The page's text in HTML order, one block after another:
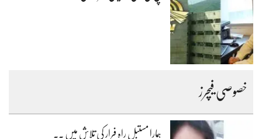
خصوصی فیچرز
ہمارا مستبل راہ فرار کی تلاش میں ۔۔